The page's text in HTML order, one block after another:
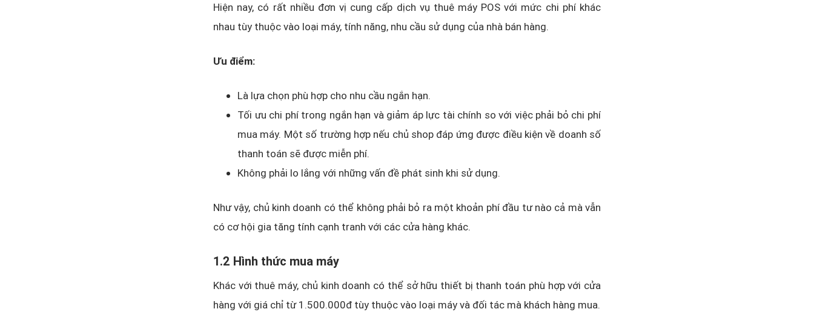
Hiện nay, có rất nhiều đơn vị cung cấp dịch vụ thuê máy POS với mức chi phí khác
nhau tùy thuộc vào loại máy, tính năng, nhu cầu sử dụng của nhà bán hàng.
Ưu điểm:
Là lựa chọn phù hợp cho nhu cầu ngắn hạn.
Tối ưu chi phí trong ngắn hạn và giảm áp lực tài chính so với việc phải bỏ chi phí
mua máy. Một số trường hợp nếu chủ shop đáp ứng được điều kiện về doanh số
thanh toán sẽ được miễn phí.
Không phải lo lắng với những vấn đề phát sinh khi sử dụng.
Như vậy, chủ kinh doanh có thể không phải bỏ ra một khoản phí đầu tư nào cả mà vẫn
có cơ hội gia tăng tính cạnh tranh với các cửa hàng khác.
1.2 Hình thức mua máy
Khác với thuê máy, chủ kinh doanh có thể sở hữu thiết bị thanh toán phù hợp với cửa
hàng với giá chỉ từ 1.500.000đ tùy thuộc vào loại máy và đối tác mà khách hàng mua.